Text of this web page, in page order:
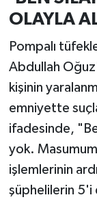
OLAYLA
Pompalı
Abdullah
kişinin
emniyette
ifadesinde,
yok.
işlemlerinin
şüphelilerin 5'i